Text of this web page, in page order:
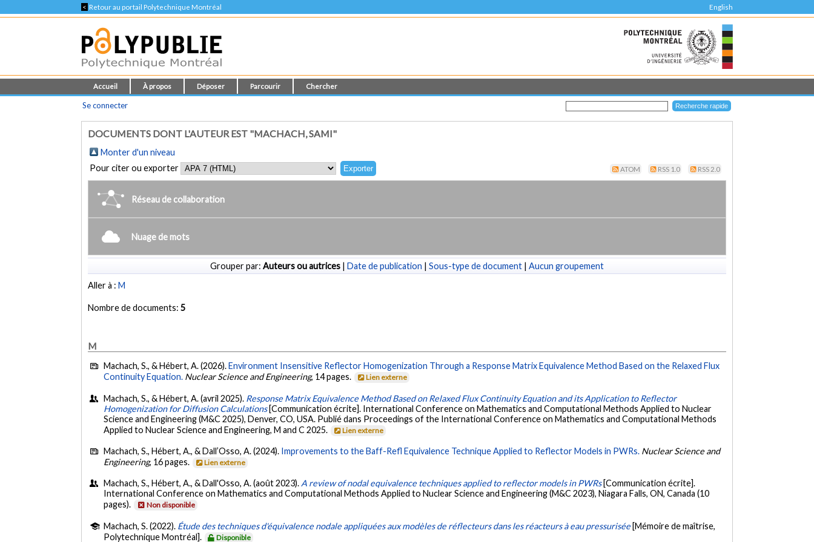
< Retour au portail Polytechnique Montréal English
Accueil À propos Déposer Parcourir Chercher
Se connecter
DOCUMENTS DONT L'AUTEUR EST "MACHACH, SAMI"
Monter d'un niveau
Pour citer ou exporter
ATOM RSS 1.0 RSS 2.0
Réseau de collaboration
Nuage de mots
Grouper par: Auteurs ou autrices | Date de publication | Sous-type de document | Aucun groupement
Aller à :M
Nombre de documents:5
M
Machach, S., & Hébert, A. (2026).Environment Insensitive Reflector Homogenization Through a Response Matrix Equivalence Method Based on the Relaxed Flux
Continuity Equation. Nuclear Science and Engineering, 14 pages. Lien externe
Machach, S., & Hébert, A. (avril 2025). Response Matrix Equivalence Method Based on Relaxed Flux Continuity Equation and its Application to Reflector
Homogenization for Diffusion Calculations [Communication écrite]. International Conference on Mathematics and Computational Methods Applied to Nuclear
Science and Engineering (M&C 2025), Denver, CO, USA. Publié dans Proceedings of the International Conference on Mathematics and Computational Methods
Applied to Nuclear Science and Engineering, M and C 2025.
Lien externe
Machach, S., Hébert, A., & Dall’Osso, A. (2024). Improvements to the Baff-Refl Equivalence Technique Applied to Reflector Models in PWRs. Nuclear Science and
Engineering, 16 pages. Lien externe
Machach, S., Hébert, A., & Dall'Osso, A. (août 2023). A review of nodal equivalence techniques applied to reflector models in PWRs [Communication écrite].
International Conference on Mathematics and Computational Methods Applied to Nuclear Science and Engineering (M&C 2023), Niagara Falls, ON, Canada (10
pages).
Non disponible
Machach, S. (2022). Étude des techniques d'équivalence nodale appliquées aux modèles de réflecteurs dans les réacteurs à eau pressurisée [Mémoire de maîtrise,
Polytechnique Montréal].
Disponible